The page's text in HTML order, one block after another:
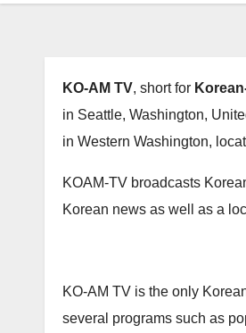
KO-AM TV, short for
in Seattle, Washington,
in Western Washington,
KOAM-TV broadcasts
Korean news as well as a
KO-AM TV is the only
several programs such as